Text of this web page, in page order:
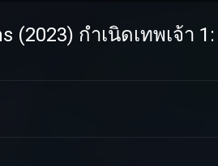
(2023) กำเนิดเทพเจ้า